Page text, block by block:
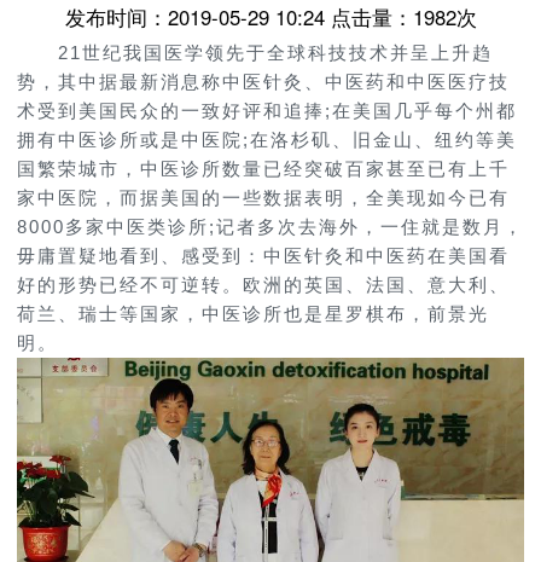
发布时间：2019-05-29 10:24 点击量：1982次
21世纪我国医学领先于全球科技技术并呈上升趋
势，其中据最新消息称中医针灸、中医药和中医医疗技
术受到美国民众的一致好评和追捧;在美国几乎每个州都
拥有中医诊所或是中医院;在洛杉矶、旧金山、纽约等美
国繁荣城市，中医诊所数量已经突破百家甚至已有上千
家中医院，而据美国的一些数据表明，全美现如今已有
8000多家中医类诊所;记者多次去海外，一住就是数月，
毋庸置疑地看到、感受到：中医针灸和中医药在美国看
好的形势已经不可逆转。欧洲的英国、法国、意大利、
荷兰、瑞士等国家，中医诊所也是星罗棋布，前景光
明。